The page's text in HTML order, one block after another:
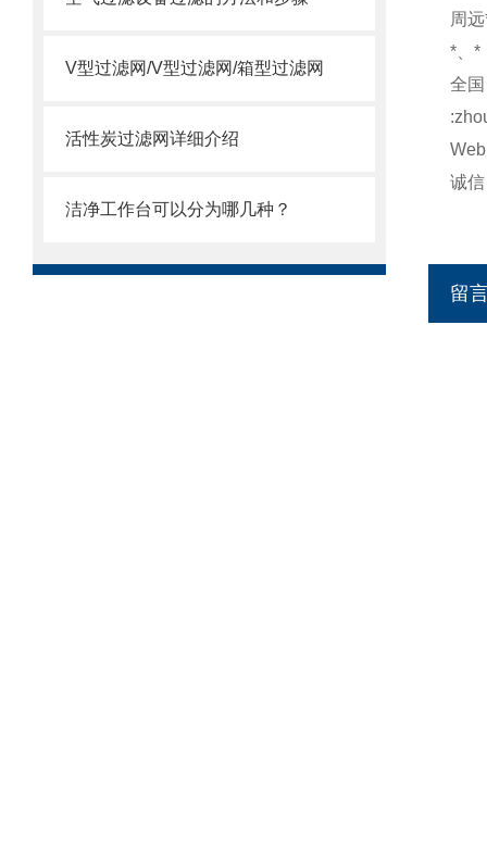
V型过滤网/V型过滤网/箱型过滤网
活性炭过滤网详细介绍
洁净工作台可以分为哪几种？
周
*、*
全
诚
留